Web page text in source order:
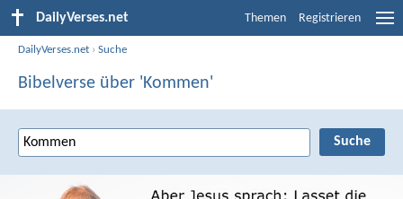
DailyVerses.net Themen Registrieren
DailyVerses.net ›Suche
Bibelverse über 'Kommen'